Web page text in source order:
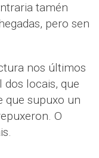
tamén
pero sen
nos últimos
locais, que
que supuxo un
O